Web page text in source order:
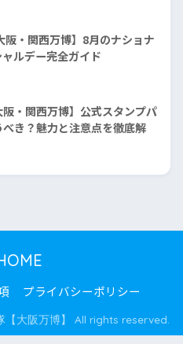
阪・関西万博】8月のナショナ
ルデー完全ガイド
阪・関西万博】公式スタンプパ
き？魅力と注意点を徹底解
プライバシーポリシー
大阪万博】 All rights reserved.